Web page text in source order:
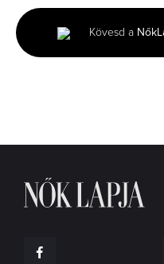
minutes,
6
seconds
Kövesd a